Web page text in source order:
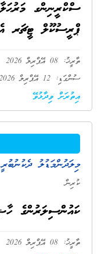
ސްކްރީނިންގ
ޕްރީސުކޫލް ޓީޗަރ
ތާރީޚު: 08 އޭޕްރިލް 2026
ސުންގަޑި: 12 އޭޕްރިލް 2026 14:00
އިތުރަށް ވިދާޅުވޭ
މިލަދުންމަޑުލު
ކުރިން
ކައުންސިލަރުންގެ
ތާރީޚު: 08 އޭޕްރިލް 2026